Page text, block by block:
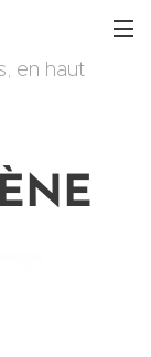
en haut